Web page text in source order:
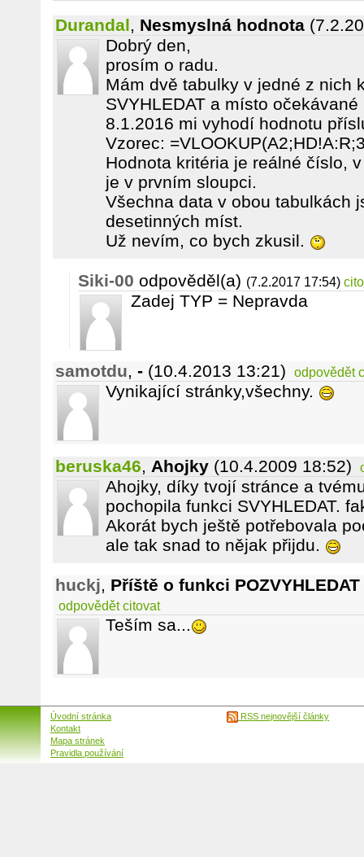
Durandal, Nesmyslná hodnota
Dobrý den,
prosím o radu.
Mám dvě tabulky v jedné z nich
SVYHLEDAT a místo
8.1.2016 mi vyhodí hodnotu
Vzorec:
Hodnota kritéria je reálné číslo,
je v prvním sloupci.
Všechna data v obou tabulkách
desetinných míst.
Už nevím, co bych zkusil.
Siki-00 odpověděl(a) (7.2.2017 17:54)
Zadej TYP = Nepravda
samotdu, - (10.4.2013 13:21) odpovědět
Vynikající stránky,všechny.
beruska46, Ahojky (10.4.2009 18:52)
Ahojky, díky tvojí stránce a
pochopila funkci SVYHLEDAT.
Akorát bych ještě potřebovala
ale tak snad to nějak přijdu.
huckj, Příště o funkci POZVYHLEDAT
odpovědět citovat
Teším sa...
Úvodní stránka
Kontakt
Mapa stránek
Pravidla používání
RSS nejnovější články